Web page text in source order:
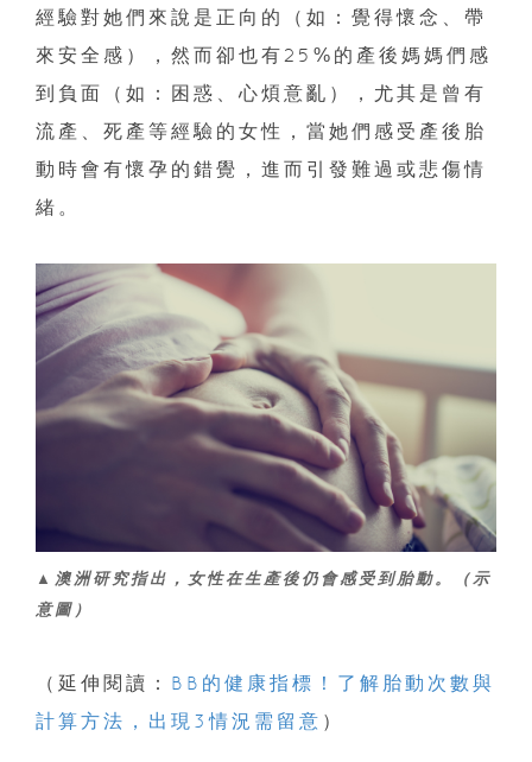
經驗對她們來說是正向的（如：覺得懷念、帶
來安全感），然而卻也有25%的產後媽媽們感
到負面（如：困惑、心煩意亂），尤其是曾有
流產、死產等經驗的女性，當她們感受產後胎
動時會有懷孕的錯覺，進而引發難過或悲傷情
緒。
▲澳洲研究指出，女性在生產後仍會感受到胎動。（示
意圖）
（延伸閱讀： BB的健康指標！了解胎動次數與
計算方法，出現3情況需留意 ）